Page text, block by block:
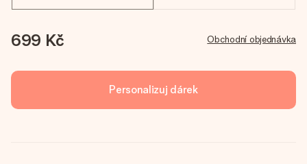
699 Kč Obchodní objednávka
Personalizuj dárek